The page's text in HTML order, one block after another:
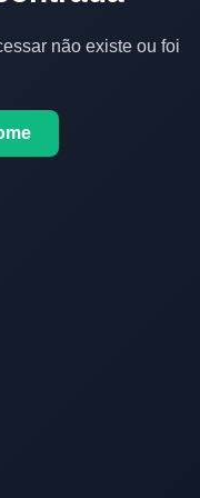
não existe ou foi